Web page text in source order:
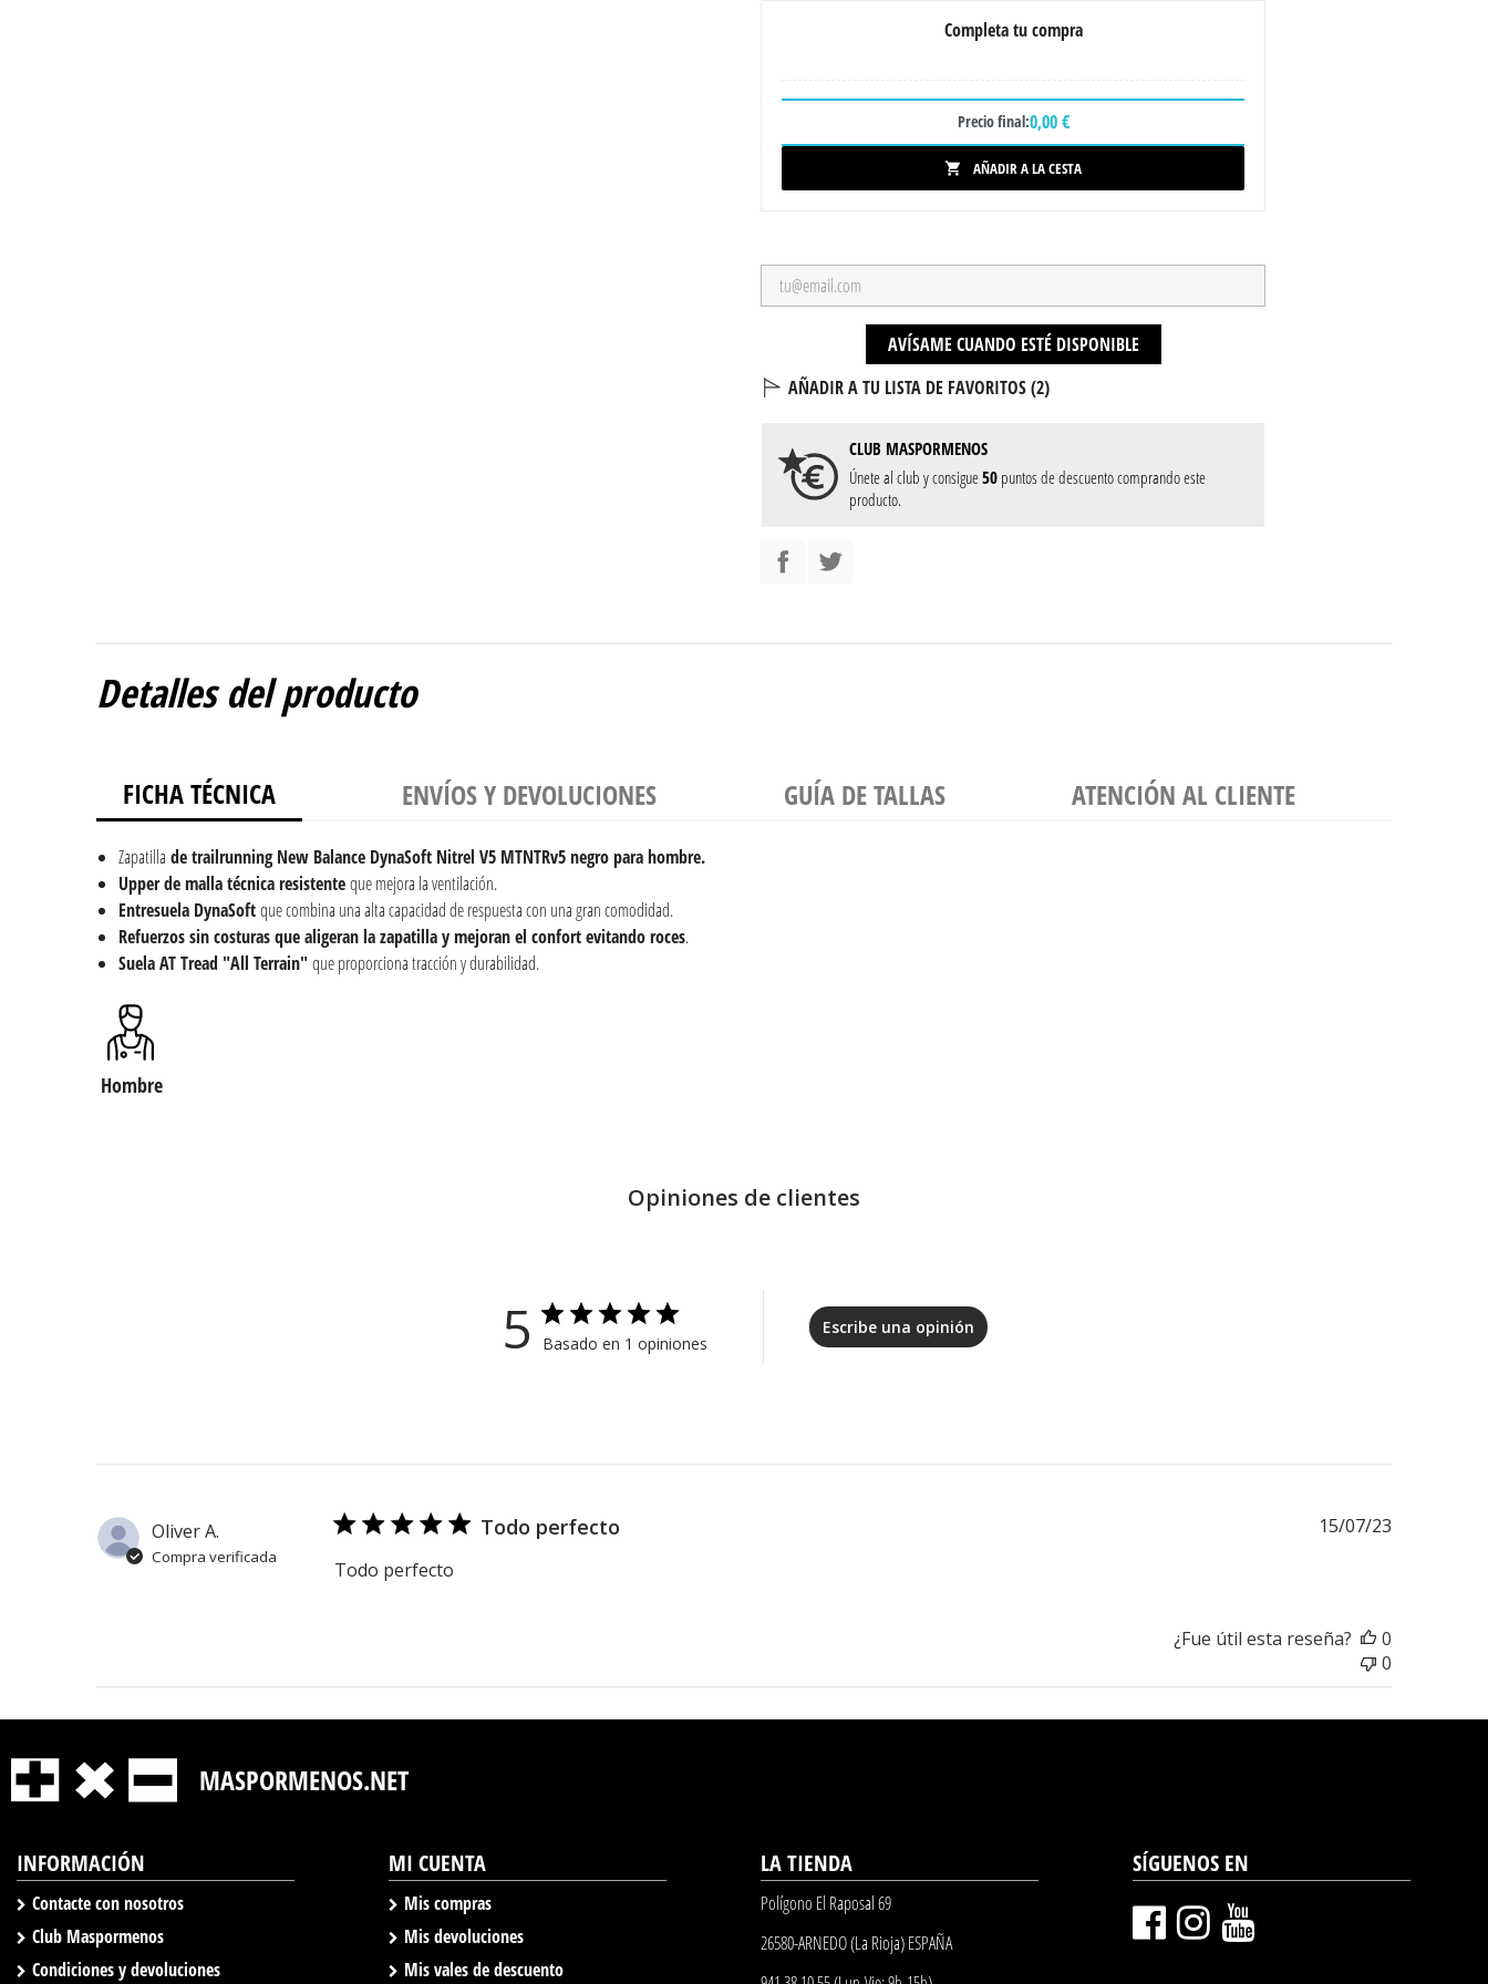
Completa tu compra
Precio final:0,00 €
 AÑADIR A LA CESTA
AVÍSAME CUANDO ESTÉ DISPONIBLE
AÑADIR A TU LISTA DE FAVORITOS (2)
CLUB MASPORMENOS
Únete al club y consigue50puntos de descuento comprando este
producto.
Detalles del producto
FICHA TÉCNICA ENVÍOS Y DEVOLUCIONES GUÍA DE TALLAS ATENCIÓN AL CLIENTE
Zapatilla de trailrunning New Balance DynaSoft Nitrel V5 MTNTRv5 negro para hombre.
Upper de malla técnica resistenteque mejora la ventilación.
Entresuela DynaSoftque combina una alta capacidad de respuesta con una gran comodidad.
Refuerzos sin costuras que aligeran la zapatilla y mejoran el confort evitando roces.
Suela AT Tread "All Terrain"que proporciona tracción y durabilidad.
Hombre
Opiniones de clientes
5 Basado en 1 opiniones
Escribe una opinión
Oliver A.
Compra verificada
Todo perfecto
Todo perfecto
15/07/23
¿Fue útil esta reseña?
0
0
MASPORMENOS.NET
INFORMACIÓN
Contacte con nosotros
Club Maspormenos
Condiciones y devoluciones
MI CUENTA
Mis compras
Mis devoluciones
Mis vales de descuento
LA TIENDA
Polígono El Raposal 69
26580-ARNEDO (La Rioja) ESPAÑA
SÍGUENOS EN